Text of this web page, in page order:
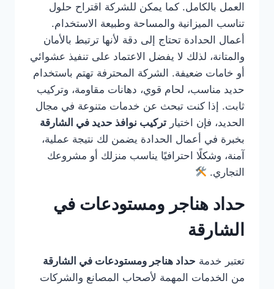
العمل بالكامل. كما يمكن للشركة اقتراح حلول
تناسب الميزانية والمساحة وطبيعة الاستخدام.
أعمال الحدادة تحتاج إلى دقة لأنها ترتبط بالأمان
والمتانة، لذلك لا يفضل الاعتماد على تنفيذ عشوائي
أو خامات ضعيفة. الشركة المحترفة تهتم باستخدام
حديد مناسب، لحام قوي، دهانات مقاومة، وتركيب
ثابت. إذا كنت تبحث عن خدمات متنوعة في مجال
الحديد، فإن اختيار تركيب نوافذ حديد في الشارقة
بخبرة في أعمال الحدادة يضمن لك نتيجة عملية،
آمنة، وشكلًا احترافيًا يناسب منزلك أو مشروعك
التجاري.
حداد هناجر ومستودعات في
الشارقة
تعتبر خدمة حداد هناجر ومستودعات في الشارقة
من الخدمات المهمة لأصحاب المصانع والشركات